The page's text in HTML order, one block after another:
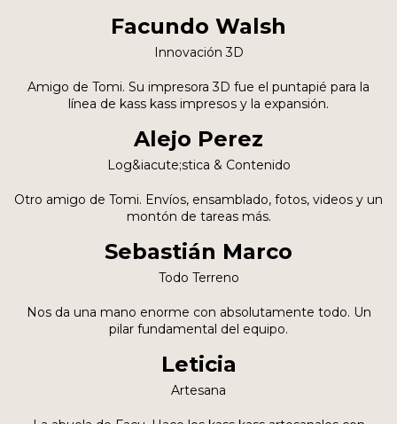
Facundo Walsh
Innovación 3D
Amigo de Tomi. Su impresora 3D fue el puntapié para la
línea de kass kass impresos y la expansión.
Alejo Perez
Log&iacute;stica & Contenido
Otro amigo de Tomi. Envíos, ensamblado, fotos, videos y un
montón de tareas más.
Sebastián Marco
Todo Terreno
Nos da una mano enorme con absolutamente todo. Un
pilar fundamental del equipo.
Leticia
Artesana